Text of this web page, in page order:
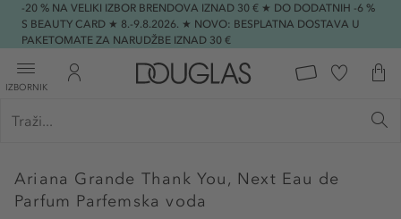
-20 % NA VELIKI IZBOR BRENDOVA IZNAD 30 € ★ DO DODATNIH -6 %
S BEAUTY CARD ★ 8.-9.8.2026. ★ NOVO: BESPLATNA DOSTAVA U
PAKETOMATE ZA NARUDŽBE IZNAD 30 €
IZBORNIK
Ariana Grande Thank You, Next Eau de
Parfum Parfemska voda